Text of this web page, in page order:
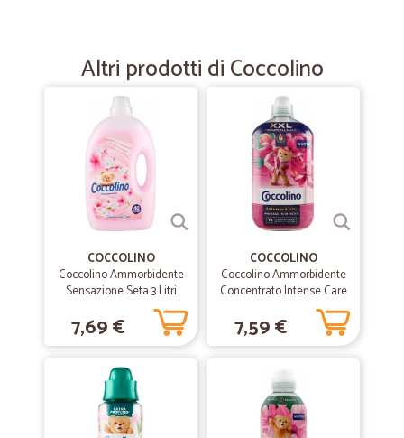
—
ampia scelta e puntualità
ampia scelta e puntualità
06/06/2020
—Fiorenzo.giuseppe G.
Tutto ok, veloce e arrivato tutto d'un pezzo. Nessuna rottura nelle
confezioni.
19/05/2020
Patruzia C.
Servizio ottimo
Servizio ottimo, prodotti di qualità, veloci Unico neo negativo la
sovrattassa sull'acqua
Altri prodotti di Coccolino
COCCOLINO
Coccolino Ammorbidente
Sensazione Seta 3 Litri
7,69 €
COCCOLINO
Coccolino Ammorbidente
Concentrato Intense Care
Fiori di Tiarè & Frutti Rossi
76 Lavaggi 1750 ml
7,59 €